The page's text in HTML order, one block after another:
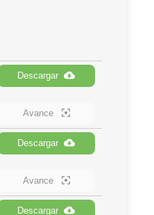
Descargar
Avance
Descargar
Avance
Descargar